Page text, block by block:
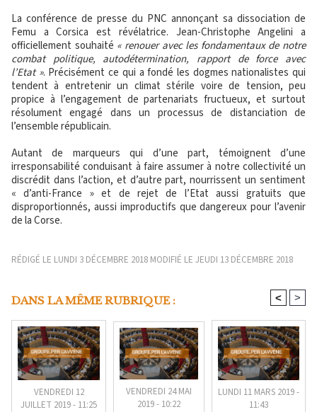
La conférence de presse du PNC annonçant sa dissociation de
Femu a Corsica est révélatrice. Jean-Christophe Angelini a
officiellement souhaité « renouer avec les fondamentaux de notre
combat politique, autodétermination, rapport de force avec
l’Etat ». Précisément ce qui a fondé les dogmes nationalistes qui
tendent à entretenir un climat stérile voire de tension, peu
propice à l’engagement de partenariats fructueux, et surtout
résolument engagé dans un processus de distanciation de
l’ensemble républicain.
Autant de marqueurs qui d’une part, témoignent d’une
irresponsabilité conduisant à faire assumer à notre collectivité un
discrédit dans l’action, et d’autre part, nourrissent un sentiment
« d’anti-France » et de rejet de l’Etat aussi gratuits que
disproportionnés, aussi improductifs que dangereux pour l’avenir
de la Corse.
RÉDIGÉ LE LUNDI 3 DÉCEMBRE 2018 MODIFIÉ LE JEUDI 13 DÉCEMBRE 2018
DANS LA MÊME RUBRIQUE : < >
VENDREDI 12
JUILLET 2019 - 11:25
VENDREDI 24 MAI
2019 - 10:22
LUNDI 11 MARS 2019 -
11:43